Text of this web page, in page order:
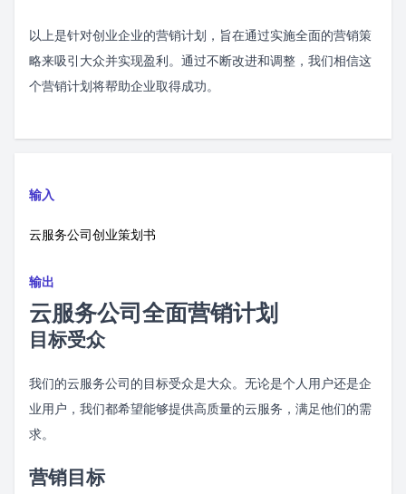
以上是针对创业企业的营销计划，旨在通过实施全面的营销策
略来吸引大众并实现盈利。通过不断改进和调整，我们相信这
个营销计划将帮助企业取得成功。
输入
云服务公司创业策划书
输出
云服务公司全面营销计划
目标受众
我们的云服务公司的目标受众是大众。无论是个人用户还是企
业用户，我们都希望能够提供高质量的云服务，满足他们的需
求。
营销目标